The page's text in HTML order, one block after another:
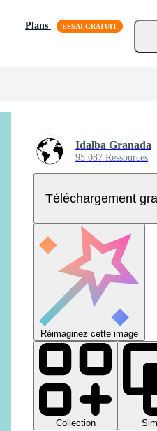
Plans
Idalba Granada
95 087 Ressources
Téléchargement
Réimaginez cette image
Collection